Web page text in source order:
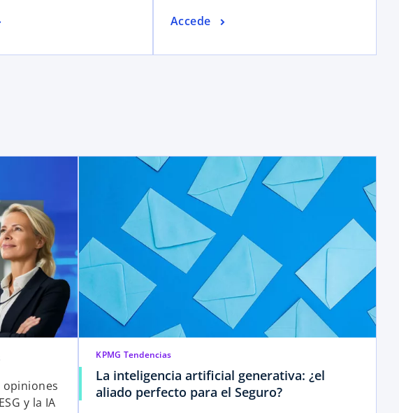
Accede
opiniones
y la IA
KPMG Tendencias
La inteligencia artificial generativa: ¿el
aliado perfecto para el Seguro?